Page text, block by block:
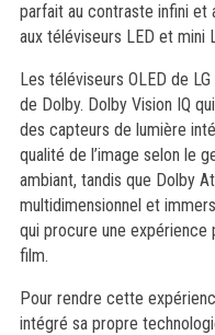
parfait au contraste infini et
aux téléviseurs LED et mini
Les téléviseurs OLED de
de Dolby. Dolby Vision IQ
des capteurs de lumière
qualité de l’image selon le
ambiant, tandis que Dolby
multidimensionnel et
qui procure une expérience
film.
Pour rendre cette
intégré sa propre